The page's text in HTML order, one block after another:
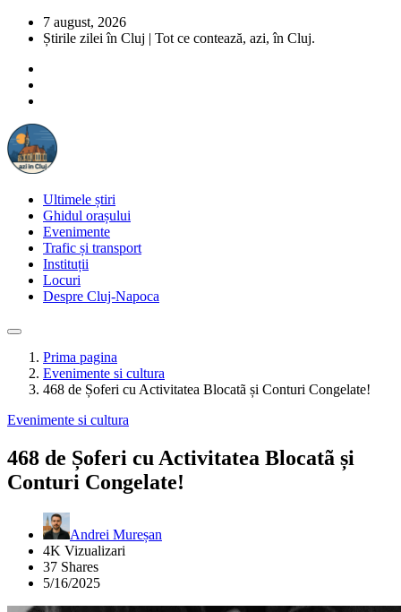
7 august, 2026
Știrile zilei în Cluj | Tot ce contează, azi, în Cluj.
Ultimele știri
Ghidul orașului
Evenimente
Trafic și transport
Instituții
Locuri
Despre Cluj-Napoca
Prima pagina
Evenimente si cultura
468 de Șoferi cu Activitatea Blocatã și Conturi Congelate!
Evenimente si cultura
468 de Șoferi cu Activitatea Blocatã și
Conturi Congelate!
Andrei Mureșan
4K Vizualizari
37 Shares
5/16/2025